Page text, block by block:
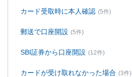
カード受取時に本人確認 (5件)
郵送で口座開設 (5件)
SBI証券から口座開設 (12件)
カードが受け取れなかった場合 (3件)